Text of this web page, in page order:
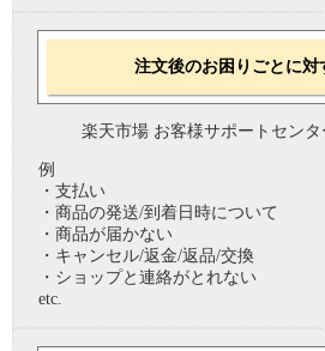
注文後のお困りごとに対
楽天市場 お客様サポートセンタ
例
・支払い
・商品の発送/到着日時について
・商品が届かない
・キャンセル/返金/返品/交換
・ショップと連絡がとれない
etc.